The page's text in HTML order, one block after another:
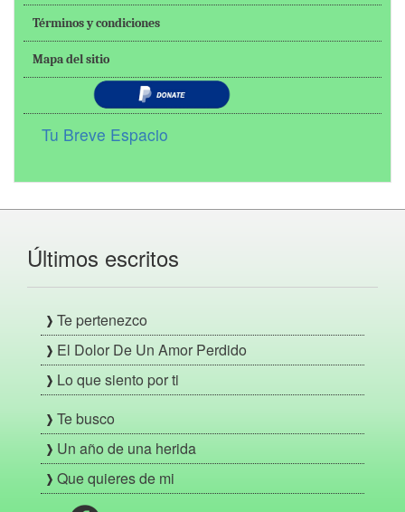
Términos y condiciones
Mapa del sitio
Tu Breve Espacio
Últimos escritos
Te pertenezco
El Dolor De Un Amor Perdido
Lo que siento por ti
Te busco
Un año de una herida
Que quieres de mi